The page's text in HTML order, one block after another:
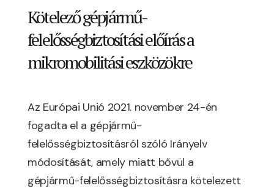
Kötelező gépjármű-
felelősségbiztosítási előírás a
mikromobilitási eszközökre
Az Európai Unió 2021. november 24-én
fogadta el a gépjármű-
felelősségbiztosításról szóló Irányelv
módosítását, amely miatt bővül a
gépjármű-felelősségbiztosításra kötelezett